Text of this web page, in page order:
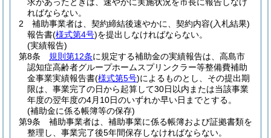
ればならない。
2
補助事業者は、契約締結後速やかに、契約内容(入札結果)
報告書(様式第4号)を提出しなければならない。
(実績報告)
第8条
規則第12条に規定する補助金の実績報告は、高島市
認知症高齢者グループホームスプリンクラー等整備費補助
金事業実績報告書(様式第5号)によるものとし、その提出期
限は、事業完了の日から起算して30日以内または当該事業
年度の翌年度の4月10日のいずれか早い日までとする。
(補助金に係る帳簿等の保存)
第9条
補助事業者は、補助事業に係る帳簿および証拠書類を
整理し、事業完了後5年間保存しなければならない。